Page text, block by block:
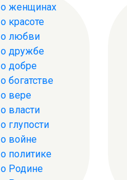
о женщинах
о красоте
о любви
о дружбе
о добре
о богатстве
о вере
о власти
о глупости
о войне
о политике
о Родине